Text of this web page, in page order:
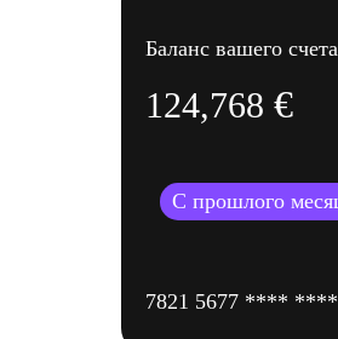
Баланс вашего счета
124,768 €
С прошлого
7821 5677 **** ****